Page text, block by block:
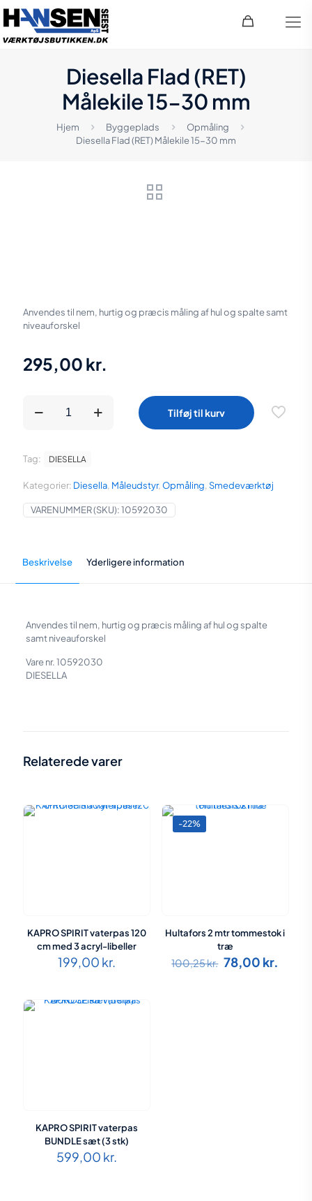
Diesella Flad (RET)
Målekile 15-30 mm
Hjem Byggeplads
Opmåling
Diesella Flad (RET) Målekile 15-30 mm
Anvendes til nem, hurtig og præcis måling af hul og spalte samt
niveauforskel
295,00 kr.
Flad
15-
30
mm
Tilføj til kurv
VARENUMMER (SKU):10592030
Kategorier: Diesella, Måleudstyr, Opmåling, Smedeværktøj
Tag: DIESELLA
Beskrivelse Yderligere information
Anvendes til nem, hurtig og præcis måling af hul og spalte
samt niveauforskel
Vare nr. 10592030
DIESELLA
Relaterede varer
KAPRO SPIRIT vaterpas 120
cm med 3 acryl-libeller
199,00 kr.
-22%
Hultafors 2 mtr tommestok i
træ
100,25kr. Den
oprindelige
78,00 kr.
KAPRO SPIRIT vaterpas
BUNDLE sæt (3 stk)
599,00 kr.